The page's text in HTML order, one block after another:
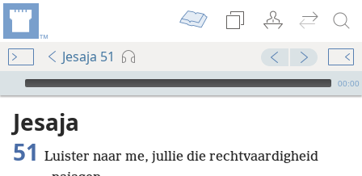
Jesaja 51
Audio Player
00:00
Jesaja
51 Luister naar me, jullie die rechtvaardigheid